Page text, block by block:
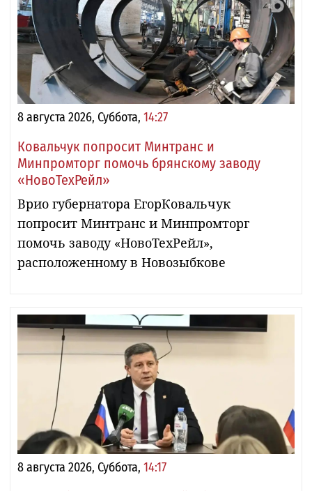
8 августа 2026, Суббота, 14:27
Ковальчук попросит Минтранс и
Минпромторг помочь брянскому заводу
«НовоТехРейл»
Врио губернатора ЕгорКовальчук
попросит Минтранс и Минпромторг
помочь заводу «НовоТехРейл»,
расположенному в Новозыбкове
8 августа 2026, Суббота, 14:17